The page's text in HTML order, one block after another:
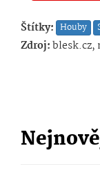
Štítky: Houby
Zdroj:blesk.cz,